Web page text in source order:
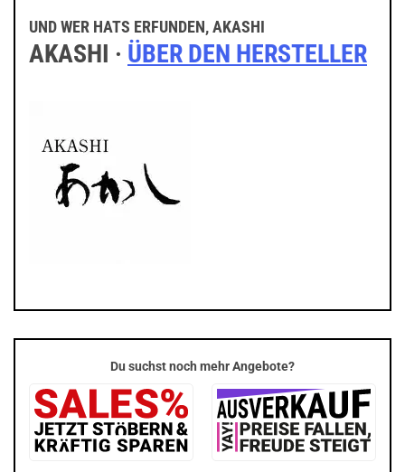
UND WER HATS ERFUNDEN, AKASHI
AKASHI · ÜBER DEN HERSTELLER
Du suchst noch mehr Angebote?